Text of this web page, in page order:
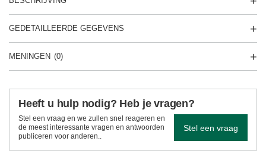
GEDETAILLEERDE GEGEVENS
MENINGEN (0)
Heeft u hulp nodig? Heb je vragen?
Stel een vraag en we zullen snel reageren en
de meest interessante vragen en antwoorden
publiceren voor anderen..
Stel een vraag